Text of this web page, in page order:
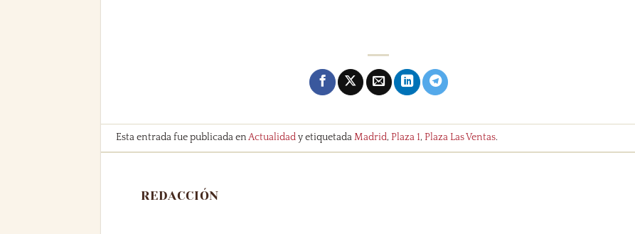
Esta entrada fue publicada enActualidady etiquetadaMadrid,Plaza 1,Plaza Las Ventas.
REDACCIÓN